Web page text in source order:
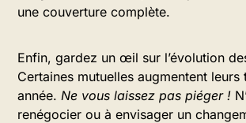
une couverture complète.
Enfin, gardez un œil sur l’évolution
Certaines mutuelles augmentent leurs
année. Ne vous laissez pas piéger !
renégocier ou à envisager un